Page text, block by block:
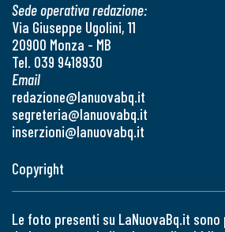
Sede operativa redazione:
Via Giuseppe Ugolini, 11
20900 Monza - MB
Tel. 039 9418930
Email
redazione@lanuovabq.it
segreteria@lanuovabq.it
inserzioni@lanuovabq.it
Copyright
Le foto presenti su LaNuovaBq.it